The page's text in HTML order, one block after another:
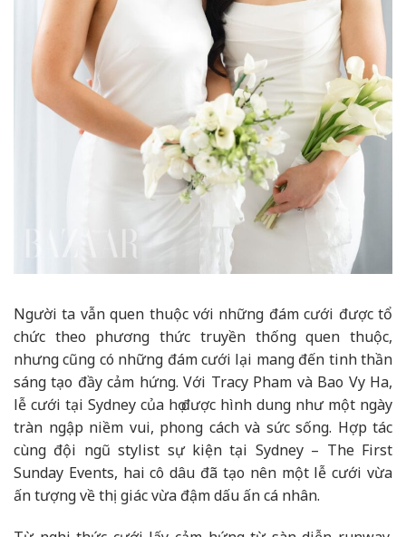
Người ta vẫn quen thuộc với những đám cưới được tổ
chức theo phương thức truyền thống quen thuộc,
nhưng cũng có những đám cưới lại mang đến tinh thần
sáng tạo đầy cảm hứng. Với Tracy Pham và Bao Vy Ha,
lễ cưới tại Sydney của họ được hình dung như một ngày
tràn ngập niềm vui, phong cách và sức sống. Hợp tác
cùng đội ngũ stylist sự kiện tại Sydney – The First
Sunday Events, hai cô dâu đã tạo nên một lễ cưới vừa
ấn tượng về thị giác vừa đậm dấu ấn cá nhân.